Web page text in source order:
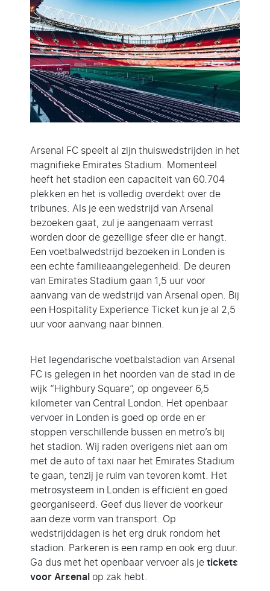
Arsenal FC speelt al zijn thuiswedstrijden in het
magnifieke Emirates Stadium. Momenteel
heeft het stadion een capaciteit van 60.704
plekken en het is volledig overdekt over de
tribunes. Als je eenwedstrijd van Arsenal
bezoeken gaat, zul je aangenaam verrast
worden door de gezellige sfeer die er hangt.
Een voetbalwedstrijd bezoeken in Londen is
een echte familieaangelegenheid. De deuren
van Emirates Stadium gaan 1,5 uur voor
aanvang van dewedstrijd van Arsenal open. Bij
een Hospitality Experience Ticket kun je al 2,5
uur voor aanvang naar binnen.
Het legendarische voetbalstadion van Arsenal
FC is gelegen in het noorden van de stad in de
wijk “Highbury Square”, op ongeveer 6,5
kilometer van Central London. Het openbaar
vervoer in Londen is goed op orde en er
stoppen verschillende bussen en metro’s bij
het stadion. Wij raden overigens niet aan om
met de auto of taxi naar het Emirates Stadium
te gaan, tenzij je ruim van tevoren komt. Het
metrosysteem in Londen is efficiënt en goed
georganiseerd. Geef dus liever de voorkeur
aan deze vorm van transport. Op
wedstrijddagen is het erg druk rondom het
stadion. Parkeren is een ramp en ook erg duur.
Ga dus met het openbaar vervoer als jetickets
voor Arsenalop zak hebt.